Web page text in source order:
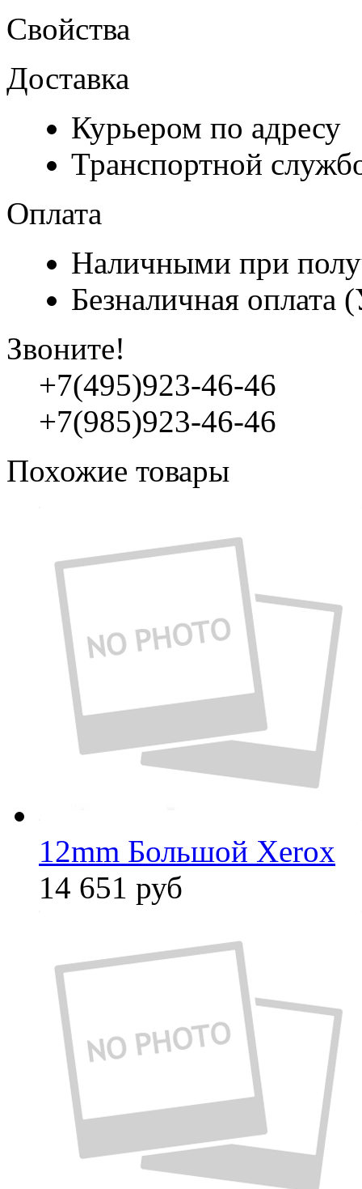
Свойства
Доставка
Курьером по адресу
Транспортной
Оплата
Наличными при
Безналичная
Звоните!
+7(495)923-46-46
+7(985)923-46-46
Похожие товары
12mm Большой Xerox
14 651 руб